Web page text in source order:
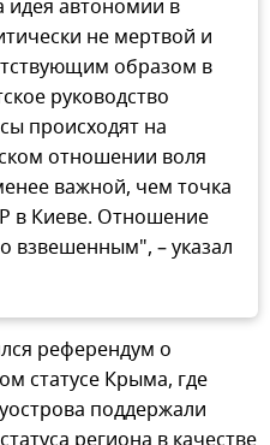
идея автономии в
не мертвой и
образом в
руководство
происходят на
отношении воля
важной, чем точка
в Киеве. Отношение
взвешенным", – указал
референдум о
статусе Крыма, где
поддержали